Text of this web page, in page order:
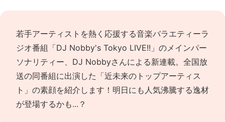
若手アーティストを熱く応援する音楽バラエティーラ
ジオ番組「DJ Nobby's Tokyo LIVE!!」のメインパー
ソナリティー、DJ Nobbyさんによる新連載。全国放
送の同番組に出演した「近未来のトップアーティス
ト」の素顔を紹介します！明日にも人気沸騰する逸材
が登場するかも...？